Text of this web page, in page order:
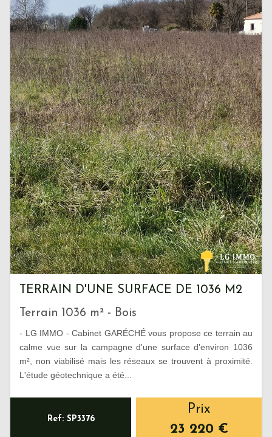
TERRAIN D'UNE SURFACE DE 1036 M2
Terrain 1036 m² - Bois
- LG IMMO - Cabinet GARÉCHÉ vous propose ce terrain au
calme vue sur la campagne d'une surface d'environ 1036
m², non viabilisé mais les réseaux se trouvent à proximité.
L'étude géotechnique a été...
Ref: SP3376
Prix
23 220 €